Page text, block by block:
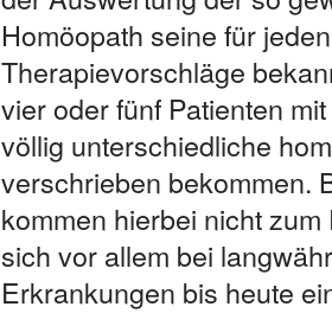
Homöopath seine für
Therapievorschläge
vier oder fünf Patienten
völlig unterschiedliche
verschrieben bekommen.
kommen hierbei nicht
sich vor allem bei
Erkrankungen bis heute